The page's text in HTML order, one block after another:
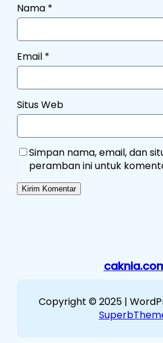
Nama *
Email *
Situs Web
Simpan nama, email, dan
peramban ini untuk
Copyright © 2025 |